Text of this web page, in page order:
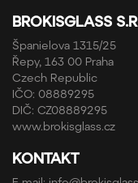
BROKISGLASS
Španielova 1315/25
Řepy, 163 00 Praha
Czech Republic
IČO: 08889295
DIČ: CZ08889295
www.brokisglass.cz
KONTAKT